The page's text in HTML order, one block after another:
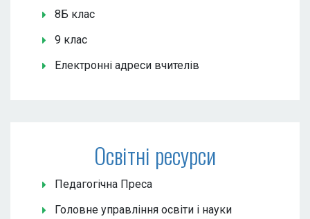
8Б клас
9 клас
Електронні адреси вчителів
Освітні ресурси
Педагогічна Преса
Головне управління освіти і науки